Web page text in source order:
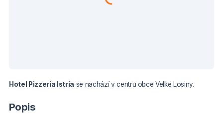
Hotel Pizzeria Istria se nachází v centru obce Velké Losiny.
Popis